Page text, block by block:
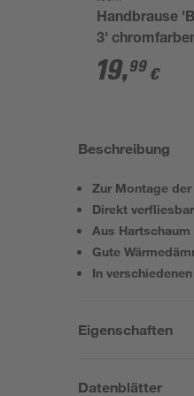
Handbrause
3'
x 5,5 x 25,2 cm
19,99 €
Beschreibung
Zur Montage
Direkt
Aus Hartschaum
Gute
In
Eigenschaften
Datenblätter